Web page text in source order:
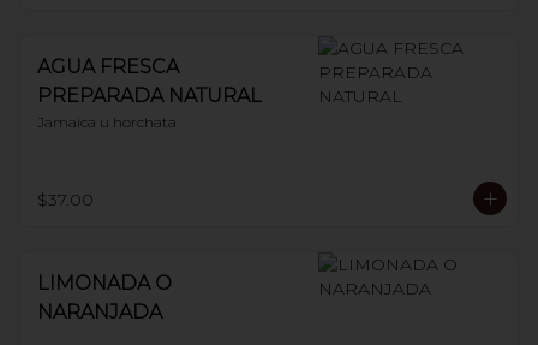
AGUA FRESCA
PREPARADA NATURAL
Jamaica u horchata
$37.00
LIMONADA O
NARANJADA